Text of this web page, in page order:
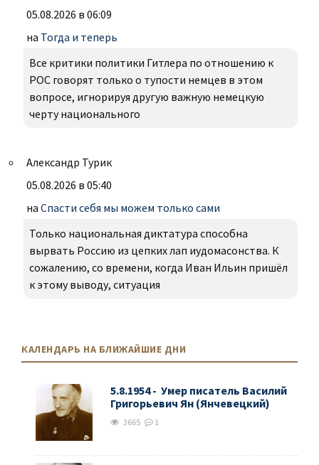
05.08.2026 в 06:09
на Тогда и теперь
Все критики политики Гитлера по отношению к
РОС говорят только о тупости немцев в этом
вопросе, игнорируя другую важную немецкую
черту национального
Александр Турик
05.08.2026 в 05:40
на Спасти себя мы можем только сами
Только национальная диктатура способна
вырвать Россию из цепких лап иудомасонства. К
сожалению, со времени, когда Иван Ильин пришёл
к этому выводу, ситуация
КАЛЕНДАРЬ НА БЛИЖАЙШИЕ ДНИ
5.8.1954 - Умер писатель Василий
Григорьевич Ян (Янчевецкий)
3665 1